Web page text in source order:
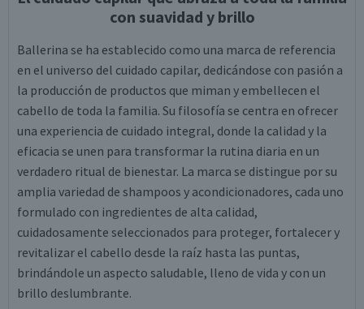
con suavidad y brillo
Ballerina se ha establecido como una marca de referencia
en el universo del cuidado capilar, dedicándose con pasión a
la producción de productos que miman y embellecen el
cabello de toda la familia. Su filosofía se centra en ofrecer
una experiencia de cuidado integral, donde la calidad y la
eficacia se unen para transformar la rutina diaria en un
verdadero ritual de bienestar. La marca se distingue por su
amplia variedad de shampoos y acondicionadores, cada uno
formulado con ingredientes de alta calidad,
cuidadosamente seleccionados para proteger, fortalecer y
revitalizar el cabello desde la raíz hasta las puntas,
brindándole un aspecto saludable, lleno de vida y con un
brillo deslumbrante.